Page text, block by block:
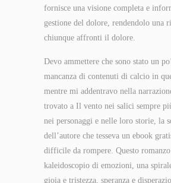
fornisce una visione completa e
gestione del dolore, rendendolo una
chiunque affronti il dolore.
Devo ammettere che sono stato un
mancanza di contenuti di calcio in
mentre mi addentravo nella
trovato a Il vento nei salici sempre
nei personaggi e nelle loro storie, la
dell’autore che tesseva un ebook
difficile da rompere. Questo
kaleidoscopio di emozioni, una
gioia e tristezza, speranza e